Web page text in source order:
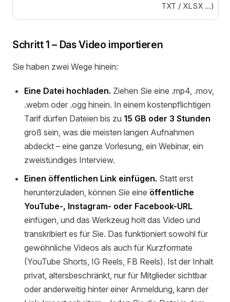
TXT / XLSX …)
Schritt 1 – Das Video importieren
Sie haben zwei Wege hinein:
Eine Datei hochladen. Ziehen Sie eine .mp4, .mov,
.webm oder .ogg hinein. In einem kostenpflichtigen
Tarif dürfen Dateien bis zu 15 GB oder 3 Stunden
groß sein, was die meisten langen Aufnahmen
abdeckt – eine ganze Vorlesung, ein Webinar, ein
zweistündiges Interview.
Einen öffentlichen Link einfügen. Statt erst
herunterzuladen, können Sie eine öffentliche
YouTube-, Instagram- oder Facebook-URL
einfügen, und das Werkzeug holt das Video und
transkribiert es für Sie. Das funktioniert sowohl für
gewöhnliche Videos als auch für Kurzformate
(YouTube Shorts, IG Reels, FB Reels). Ist der Inhalt
privat, altersbeschränkt, nur für Mitglieder sichtbar
oder anderweitig hinter einer Anmeldung, kann der